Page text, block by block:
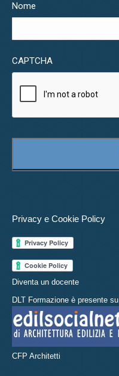
Nome
CAPTCHA
Privacy e Cookie Policy
Diventa un docente
DLT Formazione è presente su
CFP Architetti